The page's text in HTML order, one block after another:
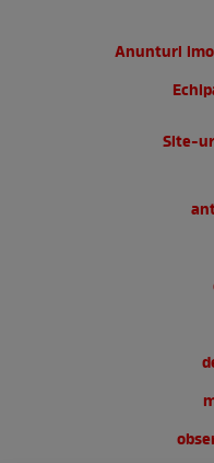
Anunturi
Site-